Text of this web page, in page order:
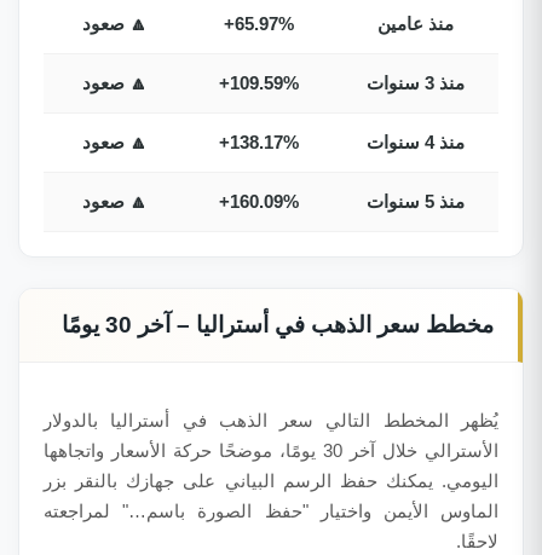
منذ عامين +65.97% 🔼 صعود
منذ 3 سنوات +109.59% 🔼 صعود
منذ 4 سنوات +138.17% 🔼 صعود
منذ 5 سنوات +160.09% 🔼 صعود
مخطط سعر الذهب في أستراليا – آخر 30 يومًا
يُظهر المخطط التالي سعر الذهب في أستراليا بالدولار
الأسترالي خلال آخر 30 يومًا، موضحًا حركة الأسعار واتجاهها
اليومي. يمكنك حفظ الرسم البياني على جهازك بالنقر بزر
الماوس الأيمن واختيار "حفظ الصورة باسم…" لمراجعته
لاحقًا.